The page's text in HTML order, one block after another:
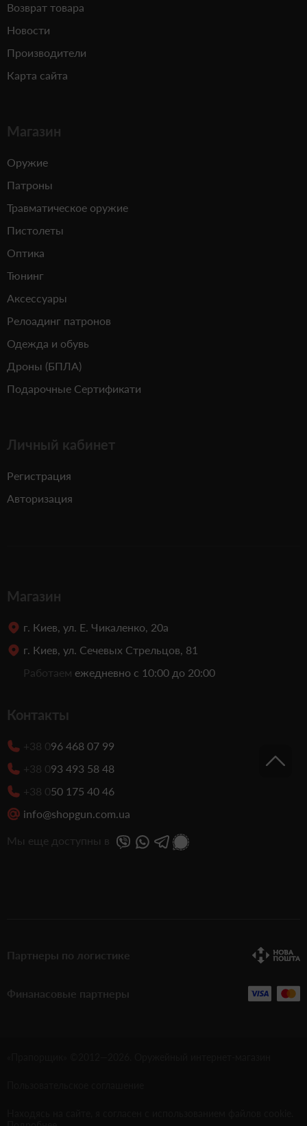
Возврат товара
Новости
Производители
Карта сайта
Магазин
Оружие
Патроны
Травматическое оружие
Пистолеты
Оптика
Тюнинг
Аксессуары
Релоадинг патронов
Одежда и обувь
Дроны (БПЛА)
Подарочные Сертификати
Личный кабинет
Регистрация
Авторизация
Магазин
г. Киев, ул. Е. Чикаленко, 20а
г. Киев, ул. Сечевых Стрельцов, 81
Работаем ежедневно с 10:00 до 20:00
Контакты
+38 096 468 07 99
+38 093 493 58 48
+38 050 175 40 46
info@shopgun.com.ua
Мы еще доступны в
Партнеры по логистике
Финанасовые партнеры